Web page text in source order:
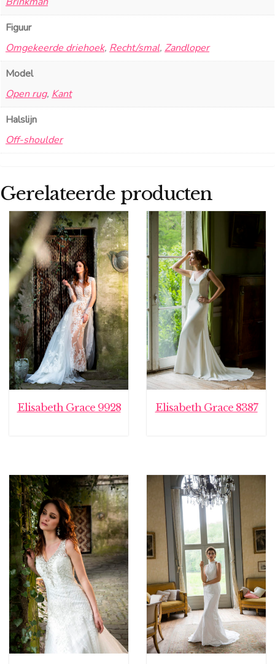
Figuur
Omgekeerde driehoek, Recht/smal, Zandloper
Model
Open rug, Kant
Halslijn
Off-shoulder
Gerelateerde producten
Elisabeth Grace 9928 Elisabeth Grace 8387